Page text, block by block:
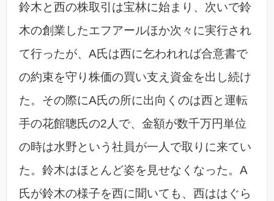
鈴木と西の株取引は宝林に始まり、次いで鈴
木の創業したエフアールほか次々に実行され
て行ったが、A氏は西に乞われれば合意書で
の約束を守り株価の買い支え資金を出し続け
た。その際にA氏の所に出向くのは西と運転
手の花館聰氏の2人で、金額が数千万円単位
の時は水野という社員が一人で取りに来てい
た。鈴木はほとんど姿を見せなくなった。A
氏が鈴木の様子を西に聞いても、西ははぐら